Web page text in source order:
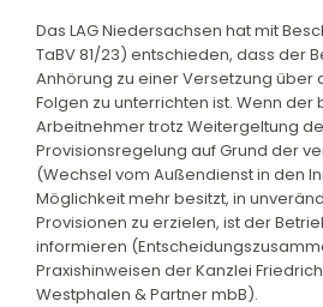
Das LAG Niedersachsen hat mit
TaBV 81/23) entschieden, dass der
Anhörung zu einer Versetzung über
Folgen zu unterrichten ist. Wenn der
Arbeitnehmer trotz Weitergeltung
Provisionsregelung auf Grund der
(Wechsel vom Außendienst in den
Möglichkeit mehr besitzt, in
Provisionen zu erzielen, ist der
informieren
Praxishinweisen der Kanzlei
Westphalen & Partner mbB).